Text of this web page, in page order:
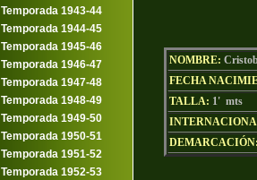
Temporada 1943-44
Temporada 1944-45
Temporada 1945-46
Temporada 1946-47
Temporada 1947-48
Temporada 1948-49
Temporada 1949-50
Temporada 1950-51
Temporada 1951-52
Temporada 1952-53
NOMBRE:
FECHA
TALLA: 1'
DEMARCACIÓN: